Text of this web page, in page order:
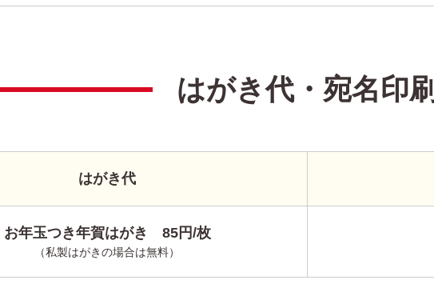
はがき代・宛名印刷
はがき代
お年玉つき年賀はがき 85円/枚
（私製はがきの場合は無料）